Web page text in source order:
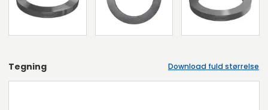
Tegning Download fuld størrelse